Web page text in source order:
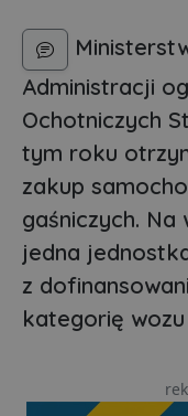
Administracji
Ochotniczych
tym roku
zakup
gaśniczych. Na
jedna
z
kategorię